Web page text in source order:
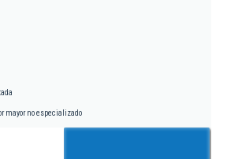
mayor no especializado